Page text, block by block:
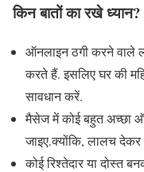
किन बातों का रखे ध्यान?
ऑनलाइन ठगी करने वाले
करते हैं. इसलिए घर की
सावधान करें.
मैसेज में कोई बहुत अच्छा
जाइए.क्योंकि, लालच देकर
कोई रिश्तेदार या दोस्त